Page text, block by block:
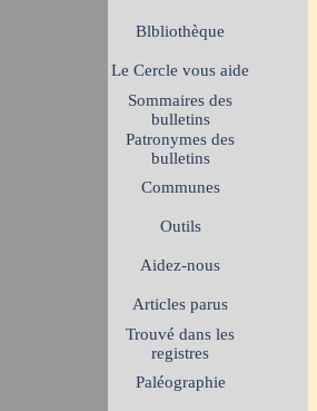
Blbliothèque
Le Cercle vous aide
Sommaires des
bulletins
Patronymes des
bulletins
Communes
Outils
Aidez-nous
Articles parus
Trouvé dans les
registres
Paléographie